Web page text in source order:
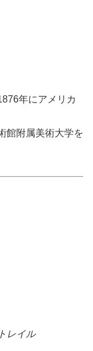
年にアメリカ
館附属美術大学を
レイル